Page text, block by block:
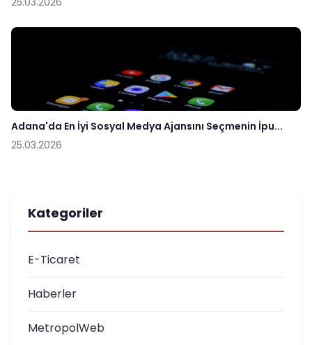
Adana'da En İyi Sosyal Medya Ajansını Seçmenin İpu...
25.03.2026
Kategoriler
E-Ticaret
Haberler
MetropolWeb